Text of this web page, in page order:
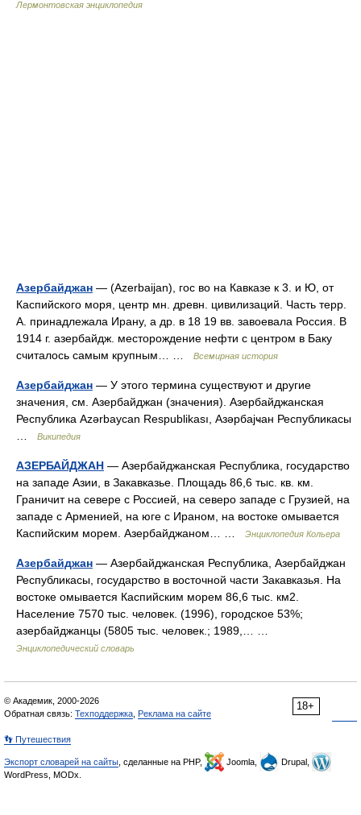
Лермонтовская энциклопедия
Азербайджан — (Azerbaijan), гос во на Кавказе к 3. и Ю, от
Каспийского моря, центр мн. древн. цивилизаций. Часть терр.
А. принадлежала Ирану, а др. в 18 19 вв. завоевала Россия. В
1914 г. азербайдж. месторождение нефти с центром в Баку
считалось самым крупным… …
Всемирная история
Азербайджан — У этого термина существуют и другие
значения, см. Азербайджан (значения). Азербайджанская
Республика Azərbaycan Respublikası, Азәрбајҹан Республикасы
Википедия
АЗЕРБАЙДЖАН — Азербайджанская Республика, государство
на западе Азии, в Закавказье. Площадь 86,6 тыс. кв. км.
Граничит на севере с Россией, на северо западе с Грузией, на
западе с Арменией, на юге с Ираном, на востоке омывается
Каспийским морем. Азербайджаном… …
Энциклопедия Кольера
Азербайджан — Азербайджанская Республика, Азербайджан
Республикасы, государство в восточной части Закавказья. На
востоке омывается Каспийским морем 86,6 тыс. км2.
Население 7570 тыс. человек. (1996), городское 53%;
азербайджанцы (5805 тыс. человек.; 1989,… …
Энциклопедический словарь
18+
© Академик, 2000-2026
Обратная связь: Техподдержка Реклама на сайте
👣 Путешествия
Экспорт словарей на сайты , сделанные на PHP, Joomla,
Drupal,
WordPress, MODx.